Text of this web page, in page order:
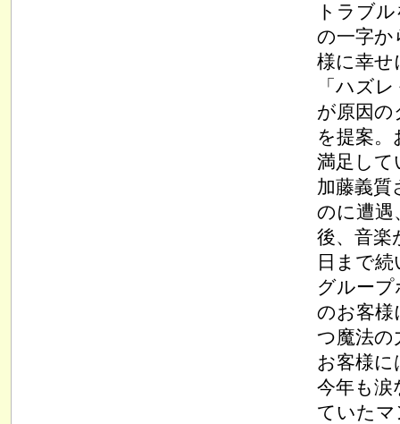
トラブ
の一字か
様に幸せ
「ハズ
が原因
を提案
満足して
加藤義質
のに遭遇
後、音楽
日まで
グルー
のお客様
つ魔法
お客様
今年も涙
ていた